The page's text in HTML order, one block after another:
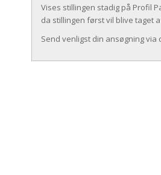
Vises stillingen stadig på Profil
da stillingen først vil blive taget
Send venligst din ansøgning via